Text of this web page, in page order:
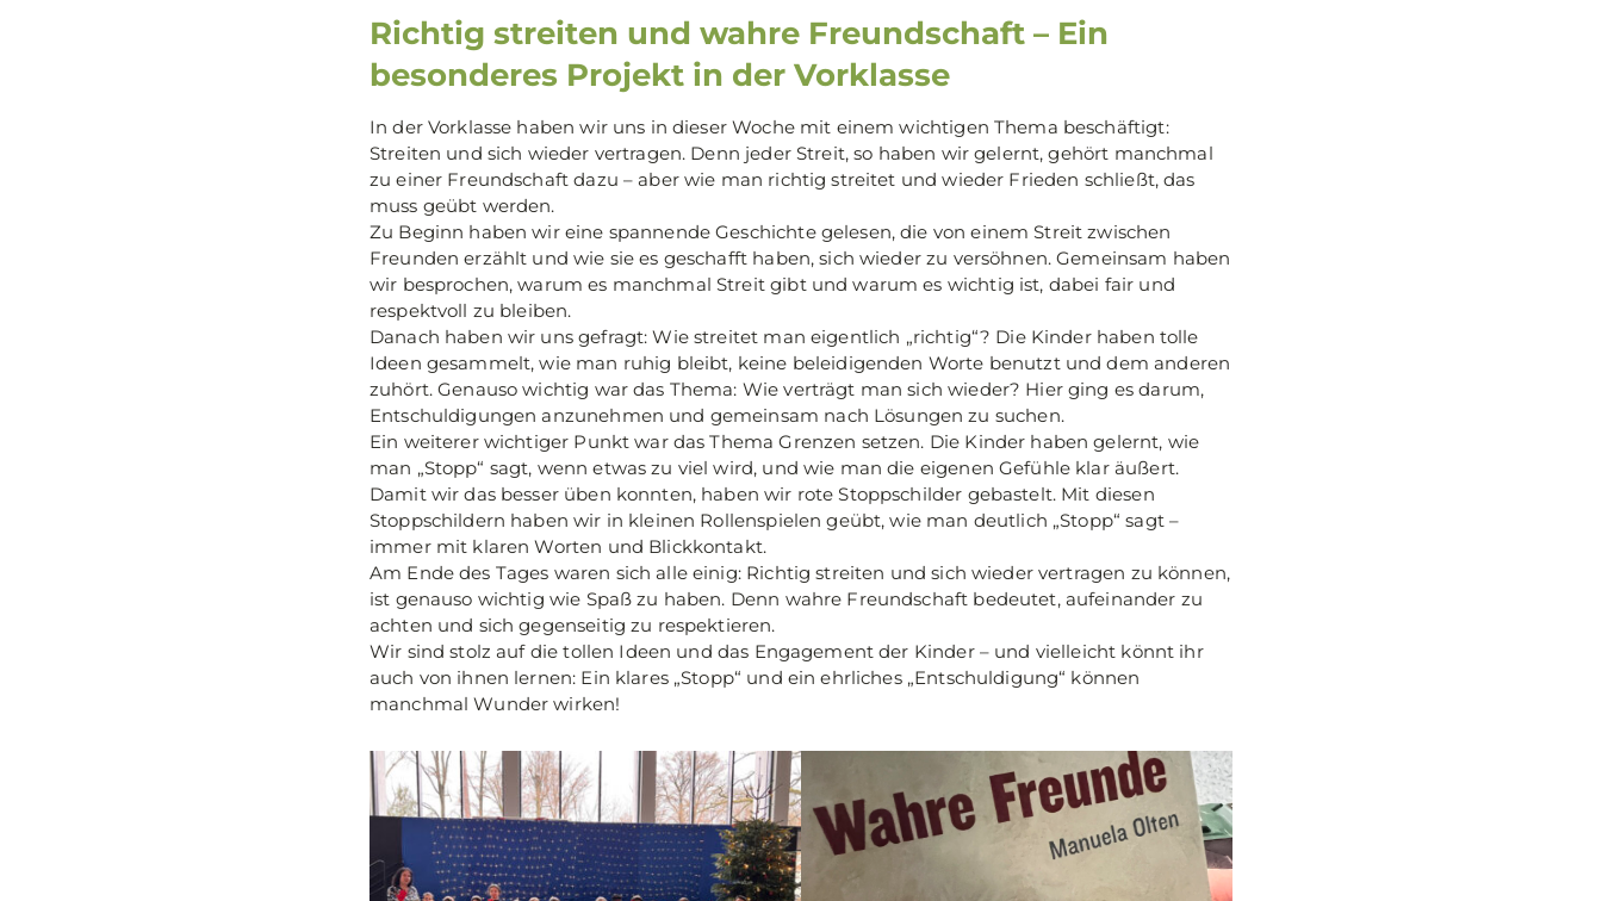
Richtig streiten und wahre Freundschaft – Ein
besonderes Projekt in der Vorklasse
In der Vorklasse haben wir uns in dieser Woche mit einem wichtigen Thema beschäftigt:
Streiten und sich wieder vertragen. Denn jeder Streit, so haben wir gelernt, gehört manchmal
zu einer Freundschaft dazu – aber wie man richtig streitet und wieder Frieden schließt, das
muss geübt werden.
Zu Beginn haben wir eine spannende Geschichte gelesen, die von einem Streit zwischen
Freunden erzählt und wie sie es geschafft haben, sich wieder zu versöhnen. Gemeinsam haben
wir besprochen, warum es manchmal Streit gibt und warum es wichtig ist, dabei fair und
respektvoll zu bleiben.
Danach haben wir uns gefragt: Wie streitet man eigentlich „richtig“? Die Kinder haben tolle
Ideen gesammelt, wie man ruhig bleibt, keine beleidigenden Worte benutzt und dem anderen
zuhört. Genauso wichtig war das Thema: Wie verträgt man sich wieder? Hier ging es darum,
Entschuldigungen anzunehmen und gemeinsam nach Lösungen zu suchen.
Ein weiterer wichtiger Punkt war das Thema Grenzen setzen. Die Kinder haben gelernt, wie
man „Stopp“ sagt, wenn etwas zu viel wird, und wie man die eigenen Gefühle klar äußert.
Damit wir das besser üben konnten, haben wir rote Stoppschilder gebastelt. Mit diesen
Stoppschildern haben wir in kleinen Rollenspielen geübt, wie man deutlich „Stopp“ sagt –
immer mit klaren Worten und Blickkontakt.
Am Ende des Tages waren sich alle einig: Richtig streiten und sich wieder vertragen zu können,
ist genauso wichtig wie Spaß zu haben. Denn wahre Freundschaft bedeutet, aufeinander zu
achten und sich gegenseitig zu respektieren.
Wir sind stolz auf die tollen Ideen und das Engagement der Kinder – und vielleicht könnt ihr
auch von ihnen lernen: Ein klares „Stopp“ und ein ehrliches „Entschuldigung“ können
manchmal Wunder wirken!